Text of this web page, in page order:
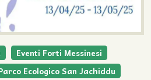
Eventi Forti Messinesi
Ecologico San Jachiddu